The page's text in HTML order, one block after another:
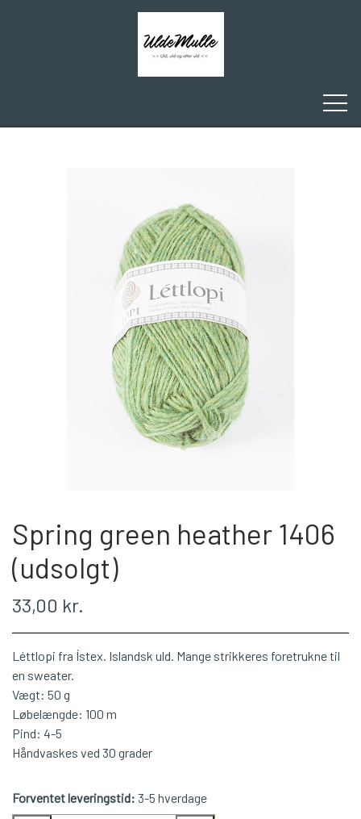
ULDEMULLE
KONTAKT
WEBSHOP
PLÖTULOPI
1 CLASS
JUNIOR BOMULD
KNITPRO
Spring green heather 1406
(udsolgt)
33,00 kr.
Léttlopi fra Ístex. Islandsk uld. Mange strikkeres foretrukne til
en sweater.
Vægt: 50 g
Løbelængde: 100 m
Pind: 4-5
Håndvaskes ved 30 grader
Forventet leveringstid: 3-5 hverdage